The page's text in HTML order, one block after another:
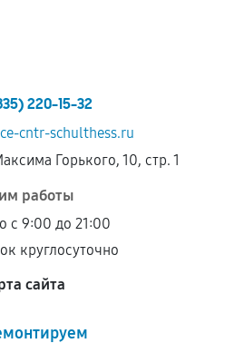
220-15-32
cntr-schulthess.ru
Горького, 10, стр. 1
работы
с 9:00 до 21:00
круглосуточно
сайта